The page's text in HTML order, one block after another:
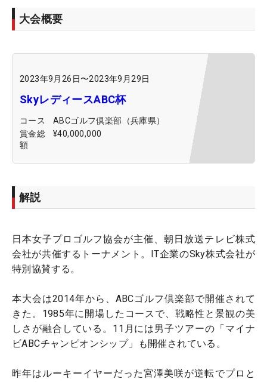
大会概要
2023年9月26日〜2023年9月29日
SkyレディースABC杯
コース
ABCゴルフ倶楽部（兵庫県）
賞金総
額
¥40,000,000
解説
日本女子プロゴルフ協会が主催、朝日放送テレビ株式
会社が共催するトーナメント。IT企業のSky株式会社が
特別協賛する。
本大会は2014年から、ABCゴルフ倶楽部で開催されて
きた。1985年に開場したコースで、戦略性と景観の美
しさが融合している。11月には男子ツアーの「マイナ
ビABCチャンピオンシップ」も開催されている。
昨年はルーキーイヤーだった宮澤美咲が逆転でプロと